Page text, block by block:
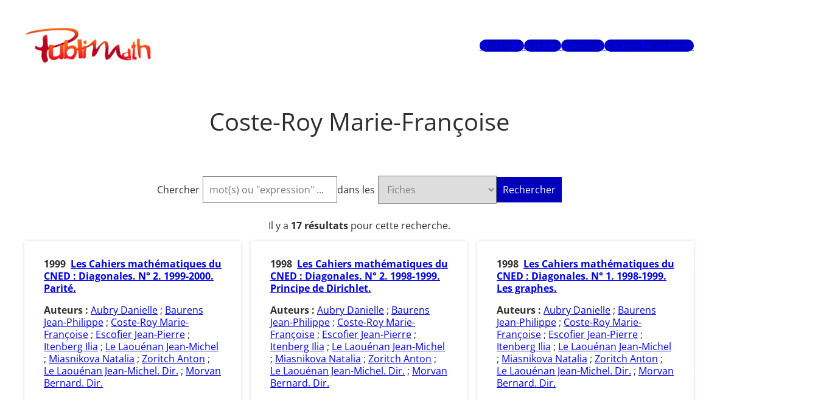
contenuPublimath
Mots-clésAuteursGlossaireRecherche avancée
Coste-Roy Marie-Françoise
Chercher dans les Rechercher
Il y a 17 résultatspour cette recherche.
1999 Les Cahiers mathématiques du
CNED : Diagonales. N° 2. 1999-2000.
Parité.
Auteurs : Aubry Danielle ; Baurens
Jean-Philippe ; Coste-Roy Marie-
Françoise ; Escofier Jean-Pierre ;
Itenberg Ilia ; Le Laouénan Jean-Michel
; Miasnikova Natalia ; Zoritch Anton ;
Le Laouénan Jean-Michel. Dir. ; Morvan
Bernard. Dir.
1998 Les Cahiers mathématiques du
CNED : Diagonales. N° 2. 1998-1999.
Principe de Dirichlet.
Auteurs : Aubry Danielle ; Baurens
Jean-Philippe ; Coste-Roy Marie-
Françoise ; Escofier Jean-Pierre ;
Itenberg Ilia ; Le Laouénan Jean-Michel
; Miasnikova Natalia ; Zoritch Anton ;
Le Laouénan Jean-Michel. Dir. ; Morvan
Bernard. Dir.
1998 Les Cahiers mathématiques du
CNED : Diagonales. N° 1. 1998-1999.
Les graphes.
Auteurs : Aubry Danielle ; Baurens
Jean-Philippe ; Coste-Roy Marie-
Françoise ; Escofier Jean-Pierre ;
Itenberg Ilia ; Le Laouénan Jean-Michel
; Miasnikova Natalia ; Zoritch Anton ;
Le Laouénan Jean-Michel. Dir. ; Morvan
Bernard. Dir.